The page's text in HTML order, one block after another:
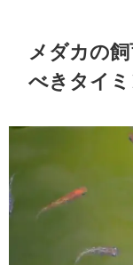
メダカの
べきタイ